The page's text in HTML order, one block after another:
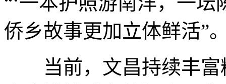
侨乡故事更加立体鲜活”
当前，文昌持续丰富